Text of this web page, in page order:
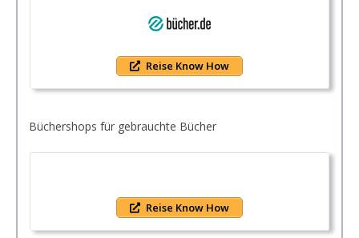
Reise Know How
Büchershops für gebrauchte Bücher
Reise Know How